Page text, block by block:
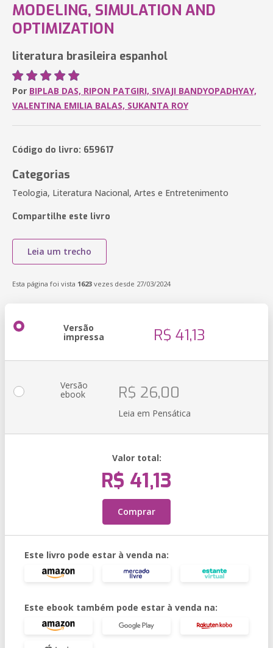
MODELING, SIMULATION AND
OPTIMIZATION
literatura brasileira espanhol
Por BIPLAB DAS, RIPON PATGIRI, SIVAJI BANDYOPADHYAY,
VALENTINA EMILIA BALAS, SUKANTA ROY
Código do livro: 659617
Categorias
Teologia, Literatura Nacional, Artes e Entretenimento
Compartilhe este livro
Leia um trecho
Esta página foi vista 1623 vezes desde 27/03/2024
Versão
impressa R$ 41,13
Versão
ebook R$ 26,00
Leia em Pensática
Valor total:
R$ 41,13
Comprar
Este livro pode estar à venda na:
Este ebook também pode estar à venda na: